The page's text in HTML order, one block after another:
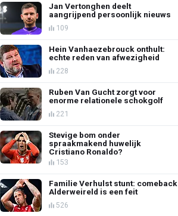
Jan Vertonghen deelt
aangrijpend persoonlijk nieuws
109
Hein Vanhaezebrouck onthult:
echte reden van afwezigheid
228
Ruben Van Gucht zorgt voor
enorme relationele schokgolf
221
Stevige bom onder
spraakmakend huwelijk
Cristiano Ronaldo?
153
Familie Verhulst stunt: comeback
Alderweireld is een feit
526